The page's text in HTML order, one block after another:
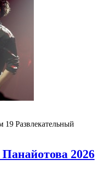
19 Развлекательный
2026